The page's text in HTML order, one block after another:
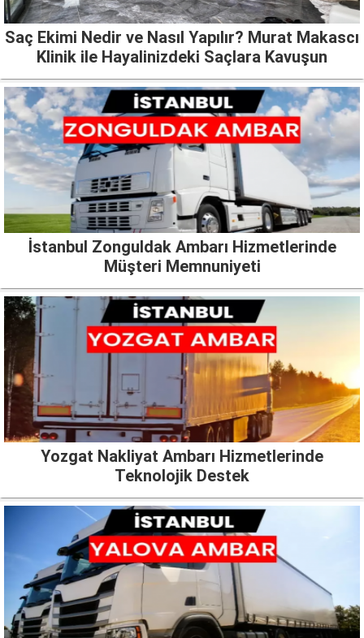
Saç Ekimi Nedir ve Nasıl Yapılır? Murat Makascı
Klinik ile Hayalinizdeki Saçlara Kavuşun
İstanbul Zonguldak Ambarı Hizmetlerinde
Müşteri Memnuniyeti
Yozgat Nakliyat Ambarı Hizmetlerinde
Teknolojik Destek